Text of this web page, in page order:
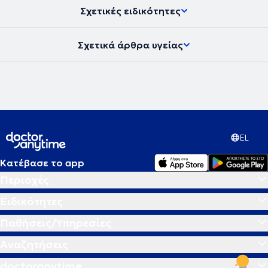
Σχετικές ειδικότητες
Σχετικά άρθρα υγείας
EL
Κατέβασε το app